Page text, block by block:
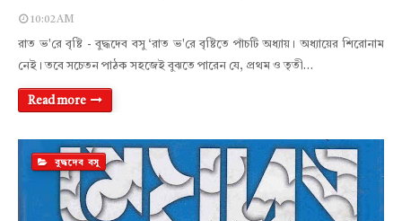
10:02 AM
রাত ভ'রে বৃষ্টি - বুদ্ধদেব বসু ‘রাত ভ'রে বৃষ্টিতে পাঁচটি অধ্যায়। অধ্যায়ের শিরােনাম
নেই। তবে সচেতন পাঠক সহজেই বুঝতে পারেন যে, প্রথম ও তৃতী…
Read more
বুদ্ধদেব বসু